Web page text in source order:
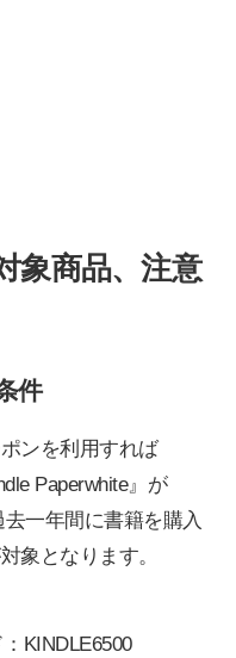
象商品、注意
件
ンを利用すれば
Paperwhite』が
一年間に書籍を購入
象となります。
KINDLE6500